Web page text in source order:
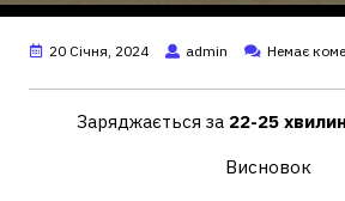
20 Січня, 2024 admin Немає
Заряджається за 22-25 хвилин
Висновок